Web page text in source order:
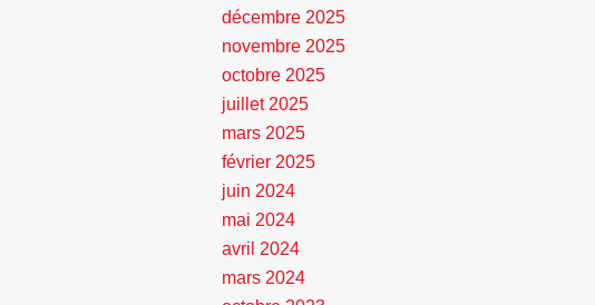
décembre 2025
novembre 2025
octobre 2025
juillet 2025
mars 2025
février 2025
juin 2024
mai 2024
avril 2024
mars 2024